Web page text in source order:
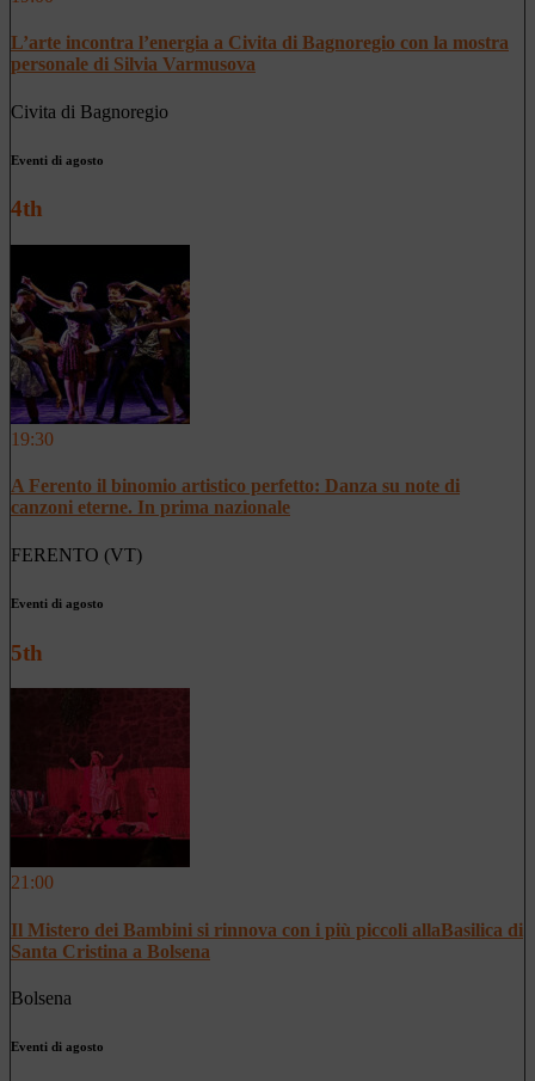
L’arte incontra l’energia a Civita di Bagnoregio con la mostra
personale di Silvia Varmusova
Civita di Bagnoregio
Eventi di agosto
4th
19:30
A Ferento il binomio artistico perfetto: Danza su note di
canzoni eterne. In prima nazionale
FERENTO (VT)
Eventi di agosto
5th
21:00
Il Mistero dei Bambini si rinnova con i più piccoli allaBasilica di
Santa Cristina a Bolsena
Bolsena
Eventi di agosto